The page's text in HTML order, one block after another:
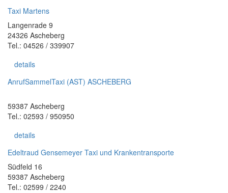
Taxi Martens
Langenrade 9
24326 Ascheberg
Tel.: 04526 / 339907
details
AnrufSammelTaxi (AST) ASCHEBERG
59387 Ascheberg
Tel.: 02593 / 950950
details
Edeltraud Gensemeyer Taxi und Krankentransporte
Südfeld 16
59387 Ascheberg
Tel.: 02599 / 2240